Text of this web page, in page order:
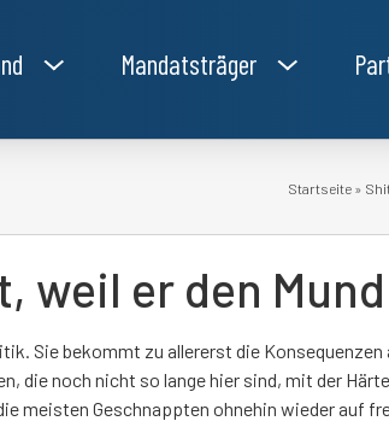
Mandatsträger
Startseite »
weil er den
Sie bekommt zu allererst die
die noch nicht so lange hier sind, mit der
meisten Geschnappten ohnehin wieder auf